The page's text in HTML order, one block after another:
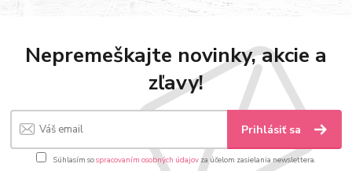
Nepremeškajte novinky, akcie a
zľavy!
Prihlásiť sa
Súhlasím sospracovaním osobných údajov za účelom zasielania newslettera.